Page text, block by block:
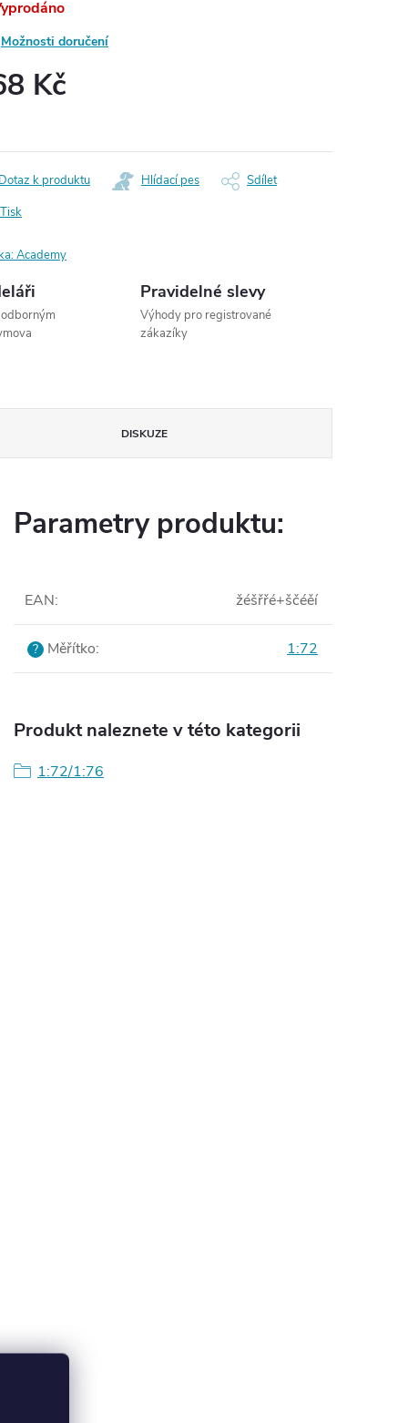
Možnosti doručení
Kč
Tisk
k produktu Hlídací pes Sdílet
Academy
Pravidelné slevy
Výhody pro registrované
zákazíky
DISKUZE
Parametry produktu:
EAN: žéšřřé+ščéěí
? Měřítko: 1:72
Produkt naleznete v této kategorii
1:72/1:76